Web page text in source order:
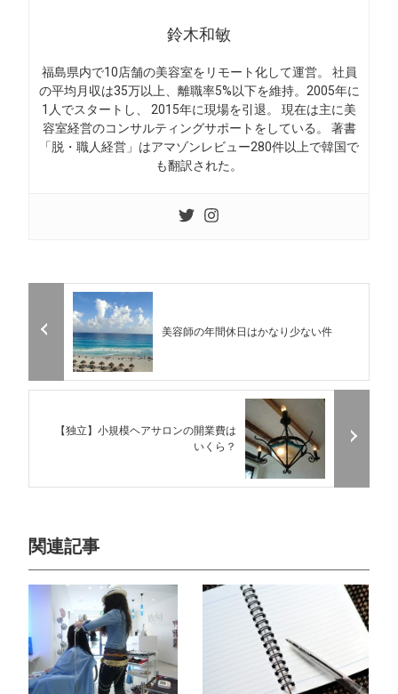
鈴木和敏
福島県内で10店舗の美容室をリモート化して運営。 社員
の平均月収は35万以上、離職率5%以下を維持。2005年に
1人でスタートし、 2015年に現場を引退。 現在は主に美
容室経営のコンサルティングサポートをしている。 著書
「脱・職人経営」はアマゾンレビュー280件以上で韓国で
も翻訳された。
美容師の年間休日はかなり少ない件
【独立】小規模ヘアサロンの開業費は
いくら？
関連記事